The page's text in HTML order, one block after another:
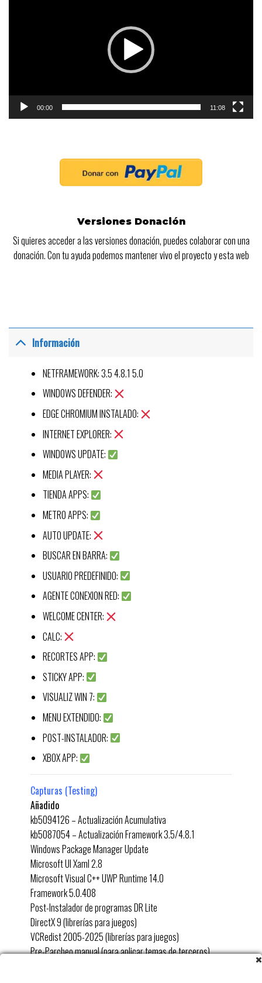
00:00 11:08
Versiones Donación
Si quieres acceder a las versiones donación, puedes colaborar con una
donación. Con tu ayuda podemos mantener vivo el proyecto y esta web
Información
NETFRAMEWORK: 3.5 4.8.1 5.0
WINDOWS DEFENDER:
EDGE CHROMIUM INSTALADO:
INTERNET EXPLORER:
WINDOWS UPDATE:
MEDIA PLAYER:
TIENDA APPS:
METRO APPS:
AUTO UPDATE:
BUSCAR EN BARRA:
USUARIO PREDEFINIDO:
AGENTE CONEXION RED:
WELCOME CENTER:
CALC:
RECORTES APP:
STICKY APP:
VISUALIZ WIN 7:
MENU EXTENDIDO:
POST-INSTALADOR:
XBOX APP:
Capturas (Testing)
Añadido
kb5094126 – Actualización Acumulativa
kb5087054 – Actualización Framework 3.5/4.8.1
Windows Package Manager Update
Microsoft UI Xaml 2.8
Microsoft Visual C++ UWP Runtime 14.0
Framework 5.0.408
Post-Instalador de programas DR Lite
DirectX 9 (librerías para juegos)
VCRedist 2005-2025 (librerías para juegos)
Pre-Parcheo manual (para aplicar temas de terceros)